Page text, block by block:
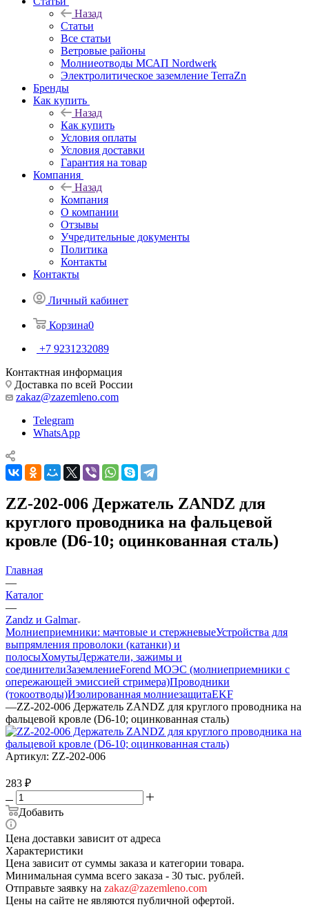
Назад
Статьи
Все статьи
Ветровые районы
Молниеотводы МСАП Nordwerk
Электролитическое заземление TerraZn
Бренды
Как купить
Назад
Как купить
Условия оплаты
Условия доставки
Гарантия на товар
Компания
Назад
Компания
О компании
Отзывы
Учредительные документы
Политика
Контакты
Контакты
Личный кабинет
Корзина0
+7 9231232089
Контактная информация
Доставка по всей России
zakaz@zazemleno.com
Telegram
WhatsApp
ZZ-202-006 Держатель ZANDZ для
круглого проводника на фальцевой
кровле (D6-10; оцинкованная сталь)
Главная
—
Каталог
—
Zandz и Galmar
Молниеприемники: мачтовые и стержневыеУстройства для
выпрямления проволоки (катанки) и
полосыХомутыДержатели, зажимы и
соединителиЗаземлениеForend МОЭС (молниеприемники с
опережающей эмиссией стримера)Проводники
(токоотводы)Изолированная молниезащитаEKF
—ZZ-202-006 Держатель ZANDZ для круглого проводника на
фальцевой кровле (D6-10; оцинкованная сталь)
Артикул: ZZ-202-006
283 ₽
Добавить
Цена доставки зависит от адреса
Характеристики
Цена зависит от суммы заказа и категории товара.
Минимальная сумма всего заказа - 30 тыс. рублей.
Отправьте заявку на zakaz@zazemleno.com
Цены на сайте не являются публичной офертой.